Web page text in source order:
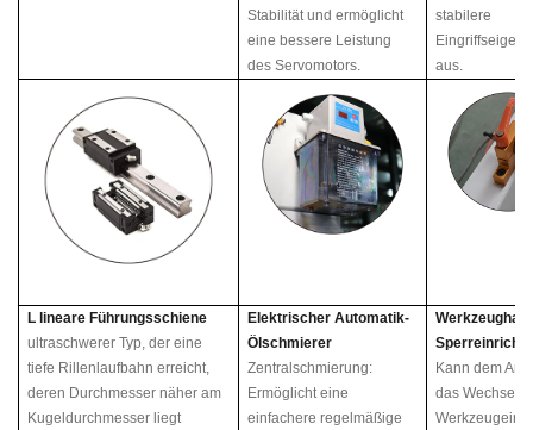
Stabilität und ermöglicht
eine bessere Leistung
des Servomotors.
stabilere
aus.
Llineare Führungsschiene
ultraschwerer Typ, der eine
tiefe Rillenlaufbahn erreicht,
deren Durchmesser näher am
Kugeldurchmesser liegt
Elektrischer Automatik-
Ölschmierer
Zentralschmierung:
Ermöglicht eine
einfachere regelmäßige
Kann dem
das Wechseln